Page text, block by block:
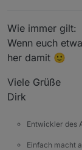
Wie immer gilt:
Wenn euch
her damit 🙂
Viele Grüße
Dirk
Entwickler des
Einfach macht